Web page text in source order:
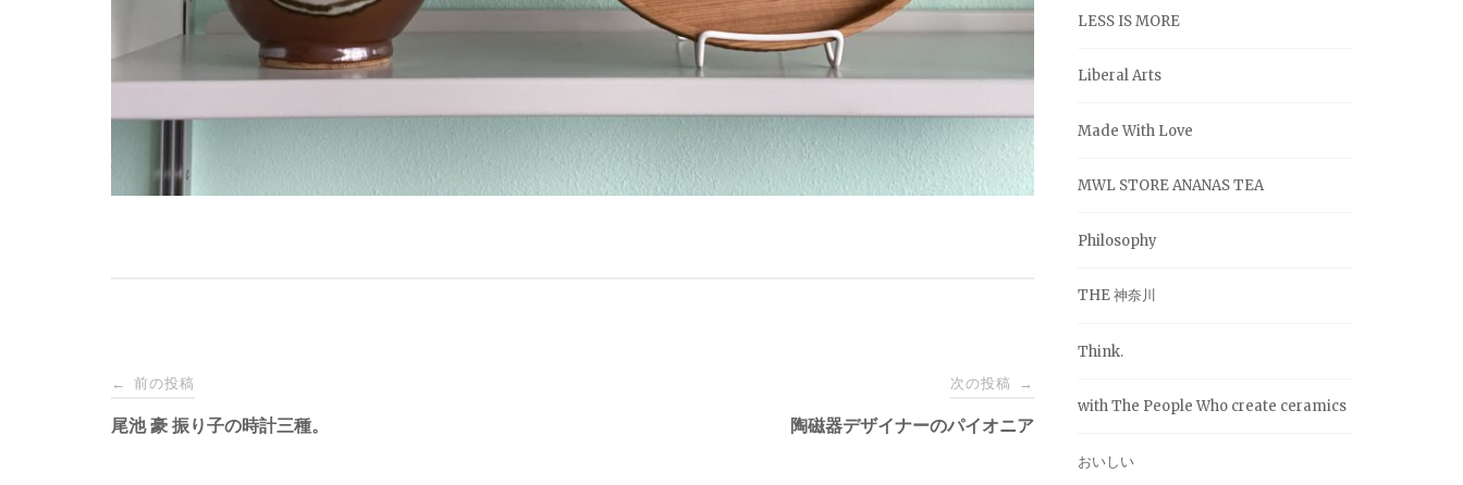
投
稿
← 前の投稿
尾池 豪 振り子の時計三種。
次の投稿 →
陶磁器デザイナーのパイオニア
LESS IS MORE
Liberal Arts
Made With Love
MWL STORE ANANAS TEA
Philosophy
THE 神奈川
Think.
with The People Who create ceramics
おいしい